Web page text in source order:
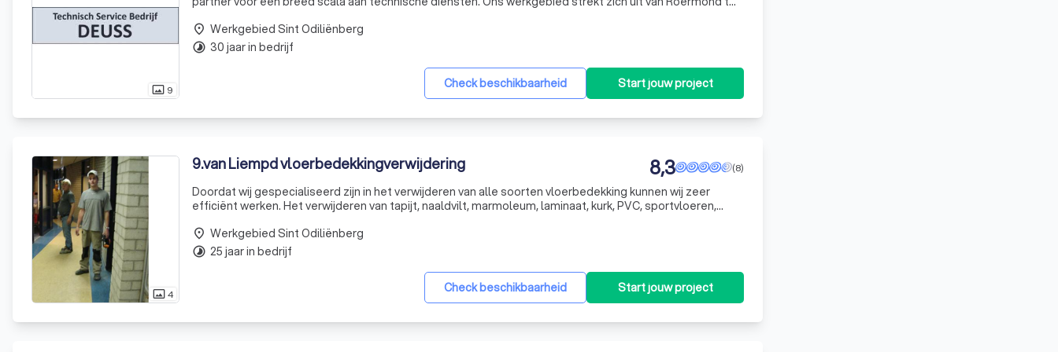
photo_size_select_actual 9 Check beschikbaarheid Start jouw project
place Werkgebied Sint Odiliënberg
timelapse 30 jaar in bedrijf
photo_size_select_actual4
9.van Liempd vloerbedekkingverwijdering (8)
8,3
Doordat wij gespecialiseerd zijn in het verwijderen van alle soorten vloerbedekking kunnen wij zeer
efficiënt werken. Het verwijderen van tapijt, naaldvilt, marmoleum, laminaat, kurk, PVC, sportvloeren,
Check beschikbaarheid Start jouw project
place Werkgebied Sint Odiliënberg
timelapse 25 jaar in bedrijf